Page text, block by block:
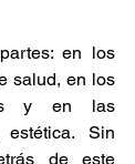
en los
salud, en los
y en las
Sin
de este